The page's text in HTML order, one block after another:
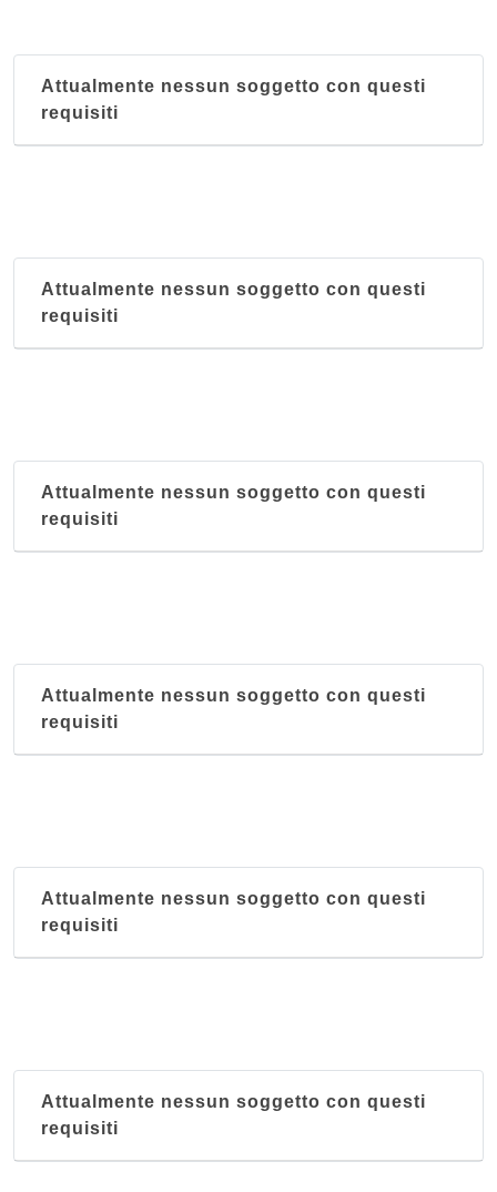
Attualmente nessun soggetto con questi
requisiti
Attualmente nessun soggetto con questi
requisiti
Attualmente nessun soggetto con questi
requisiti
Attualmente nessun soggetto con questi
requisiti
Attualmente nessun soggetto con questi
requisiti
Attualmente nessun soggetto con questi
requisiti